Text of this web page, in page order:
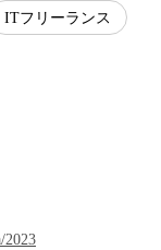
ITフリーランス
2023